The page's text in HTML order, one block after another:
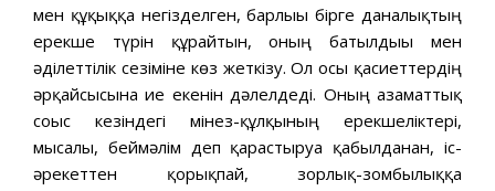
мен құқыққа негізделген, барлығы бірге даналықтың
ерекше түрін құрайтын, оның батылдығы мен
әділеттілік сезіміне көз жеткізу. Ол осы қасиеттердің
әрқайсысына ие екенін дәлелдеді. Оның азаматтық
соғыс кезіндегі мінез-құлқының ерекшеліктері,
мысалы, беймәлім деп қарастыруға қабылданған, іс-
әрекеттен қорықпай, зорлық-зомбылыққа